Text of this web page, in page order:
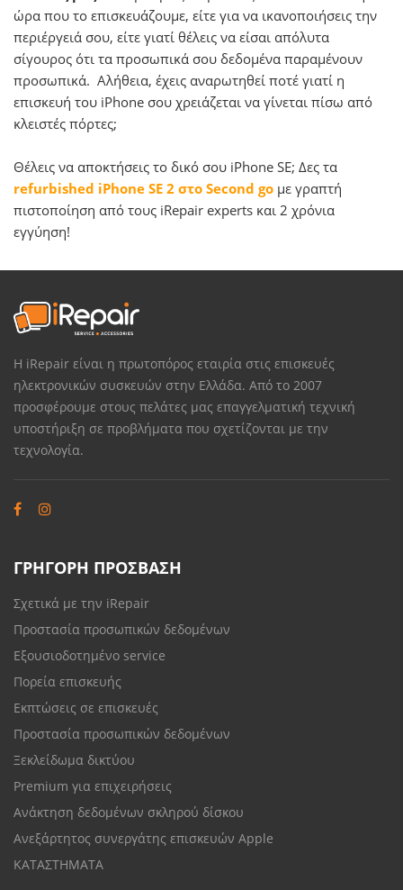
ώρα που το επισκευάζουμε, είτε για να ικανοποιήσεις την
περιέργειά σου, είτε γιατί θέλεις να είσαι απόλυτα
σίγουρος ότι τα προσωπικά σου δεδομένα παραμένουν
προσωπικά. Αλήθεια, έχεις αναρωτηθεί ποτέ γιατί η
επισκευή του iPhone σου χρειάζεται να γίνεται πίσω από
κλειστές πόρτες;
Θέλεις να αποκτήσεις το δικό σου iPhone SE; Δες τα
refurbished iPhone SE 2 στο Second go με γραπτή
πιστοποίηση από τους iRepair experts και 2 χρόνια
εγγύηση!
Η iRepair είναι η πρωτοπόρος εταιρία στις επισκευές
ηλεκτρονικών συσκευών στην Ελλάδα. Από το 2007
προσφέρουμε στους πελάτες μας επαγγελματική τεχνική
υποστήριξη σε προβλήματα που σχετίζονται με την
τεχνολογία.
ΓΡΗΓΟΡΗ ΠΡΟΣΒΑΣΗ
Σχετικά με την iRepair
Προστασία προσωπικών δεδομένων
Εξουσιοδοτημένο service
Πορεία επισκευής
Εκπτώσεις σε επισκευές
Προστασία προσωπικών δεδομένων
Ξεκλείδωμα δικτύου
Premium για επιχειρήσεις
Ανάκτηση δεδομένων σκληρού δίσκου
Ανεξάρτητος συνεργάτης επισκευών Apple
ΚΑΤΑΣΤΗΜΑΤΑ